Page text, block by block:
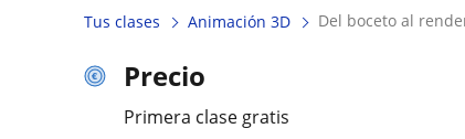
Tus clases Animación 3D del boceto al
Precio
Primera clase gratis